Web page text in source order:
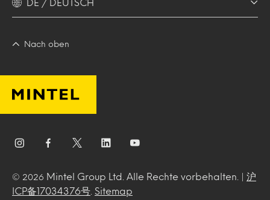
DE / DEUTSCH
Nach oben
© 2026 Mintel Group Ltd. Alle Rechte vorbehalten. | 沪
ICP备17034376号
Sitemap